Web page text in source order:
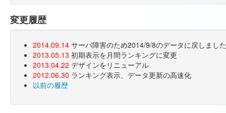
変更履歴
2014.09.14 サーバ障害のため2014/9/8のデータに戻しまし
2013.05.13 初期表示を月間ランキングに変更
2013.04.22 デザインをリニューアル
2012.06.30 ランキング表示、データ更新の高速化
以前の履歴